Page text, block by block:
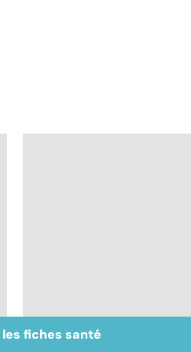
Gynéco : un suivi
fiches santé